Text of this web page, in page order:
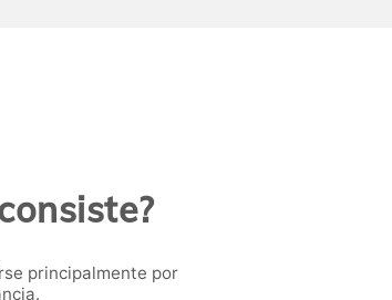
principalmente por